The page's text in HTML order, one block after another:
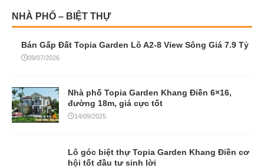
NHÀ PHỐ – BIỆT THỰ
Bán Gấp Đất Topia Garden Lô A2-8 View Sông Giá 7.9 Tỷ
09/07/2026
Nhà phố Topia Garden Khang Điền 6×16,
đường 18m, giá cực tốt
14/09/2025
Lô góc biệt thự Topia Garden Khang Điền cơ
hội tốt đầu tư sinh lời